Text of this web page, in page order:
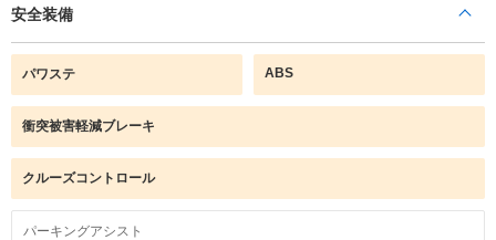
安全装備
パワステ ABS
衝突被害軽減ブレーキ
クルーズコントロール
パーキングアシスト